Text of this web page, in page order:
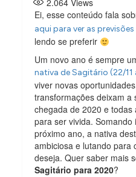
2.064 Views
Ei, esse conteúdo fala
aqui para ver as
lendo se preferir
Um novo ano é sempre
nativa de Sagitário (22/11
viver novas
transformações deixam
chegada de 2020 e
para ser vivida.
próximo ano, a nativa
ambiciosa e lutando para
deseja. Quer saber mais
Sagitário para 2020?